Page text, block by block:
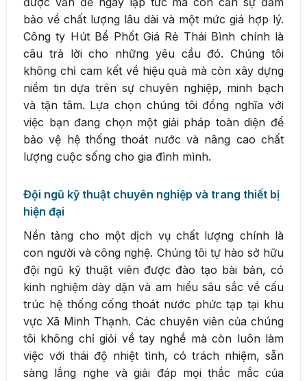
bảo về chất lượng lâu dài và một mức giá hợp lý.
Công ty Hút Bể Phốt Giá Rẻ Thái Bình chính là
câu trả lời cho những yêu cầu đó. Chúng tôi
không chỉ cam kết về hiệu quả mà còn xây dựng
niềm tin dựa trên sự chuyên nghiệp, minh bạch
và tận tâm. Lựa chọn chúng tôi đồng nghĩa với
việc bạn đang chọn một giải pháp toàn diện để
bảo vệ hệ thống thoát nước và nâng cao chất
lượng cuộc sống cho gia đình mình.
Đội ngũ kỹ thuật chuyên nghiệp và trang thiết bị
hiện đại
Nền tảng cho một dịch vụ chất lượng chính là
con người và công nghệ. Chúng tôi tự hào sở hữu
đội ngũ kỹ thuật viên được đào tạo bài bản, có
kinh nghiệm dày dặn và am hiểu sâu sắc về cấu
trúc hệ thống cống thoát nước phức tạp tại khu
vực Xã Minh Thạnh. Các chuyên viên của chúng
tôi không chỉ giỏi về tay nghề mà còn luôn làm
việc với thái độ nhiệt tình, có trách nhiệm, sẵn
sàng lắng nghe và giải đáp mọi thắc mắc của